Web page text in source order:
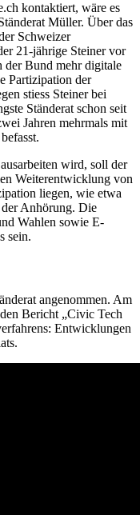
kontaktiert, wäre es
Müller. Über das
Schweizer
21-jährige Steiner vor
der Bund mehr digitale
Partizipation der
stiess Steiner bei
Ständerat schon seit
Jahren mehrmals mit
wird, soll der
Weiterentwicklung von
liegen, wie etwa
der Anhörung. Die
Wahlen sowie E-
sein.
angenommen. Am
Bericht „Civic Tech
Entwicklungen